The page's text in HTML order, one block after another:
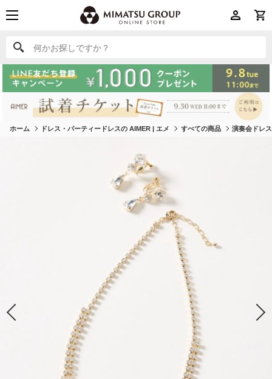
何かお探しですか？
何かお探しですか？
ホーム ドレス・パーティードレスの AIMER | エメ すべての商品 演奏会ドレス